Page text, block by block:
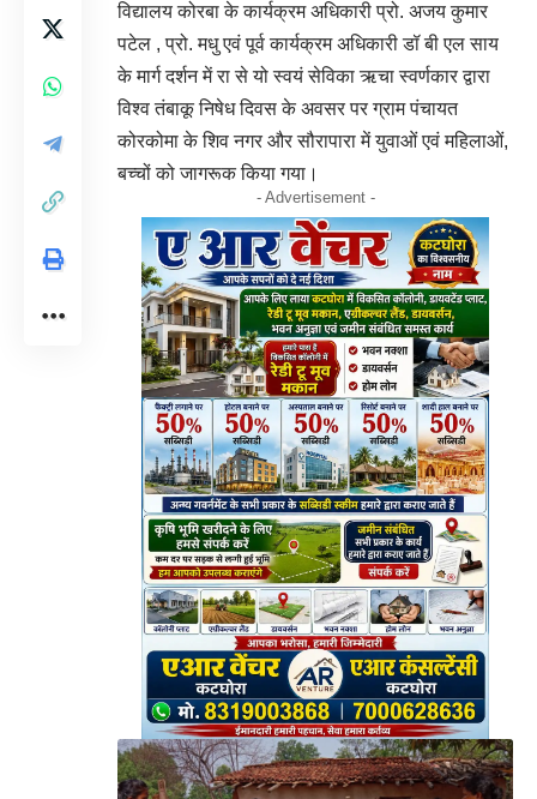
विद्यालय कोरबा के कार्यक्रम अधिकारी प्रो. अजय कुमार
पटेल , प्रो. मधु एवं पूर्व कार्यक्रम अधिकारी डॉ बी एल साय
के मार्ग दर्शन में रा से यो स्वयं सेविका ऋचा स्वर्णकार द्वारा
विश्व तंबाकू निषेध दिवस के अवसर पर ग्राम पंचायत
कोरकोमा के शिव नगर और सौरापारा में युवाओं एवं महिलाओं,
बच्चों को जागरूक किया गया।
- Advertisement -